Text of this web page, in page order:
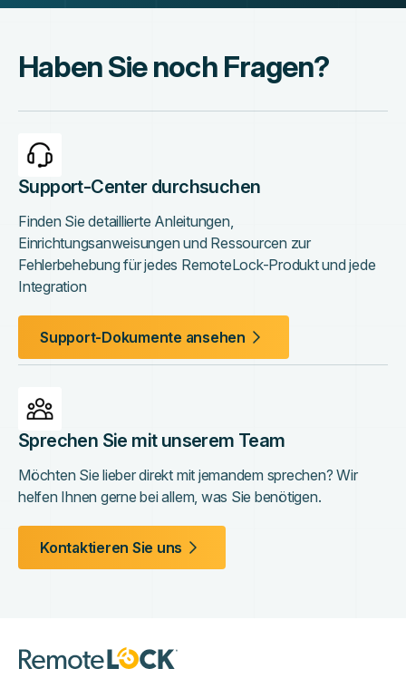
Haben Sie noch Fragen?
Support-Center durchsuchen
Finden Sie detaillierte Anleitungen,
Einrichtungsanweisungen und Ressourcen zur
Fehlerbehebung für jedes RemoteLock-Produkt und jede
Integration
Support-Dokumente ansehen
Sprechen Sie mit unserem Team
Möchten Sie lieber direkt mit jemandem sprechen? Wir
helfen Ihnen gerne bei allem, was Sie benötigen.
Kontaktieren Sie uns